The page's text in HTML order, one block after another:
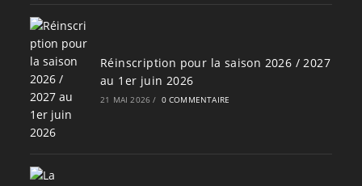
Réinscription pour la saison 2026 / 2027
au 1er juin 2026
21 MAI 2026 / 0 COMMENTAIRE